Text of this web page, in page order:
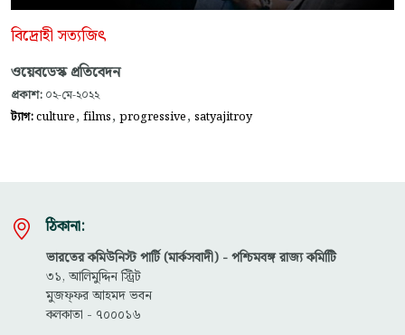
বিদ্রোহী সত্যজিৎ
ওয়েবডেস্ক প্রতিবেদন
প্রকাশ: ০২-মে-২০২২
ট্যাগ:culture, films, progressive, satyajitroy
ঠিকানা:
ভারতের কমিউনিস্ট পার্টি (মার্কসবাদী) - পশ্চিমবঙ্গ রাজ্য কমিটিি
৩১, আলিমুদ্দিন স্ট্রিট
মুজফ্ফ‌র আহমদ ভবন
কলকাতা - ৭০০০১৬